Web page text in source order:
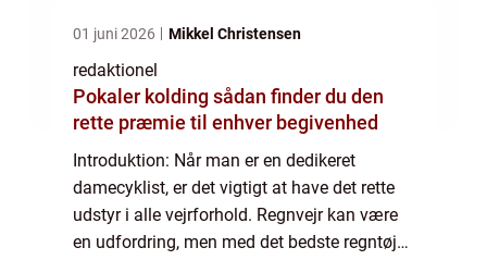
01 juni 2026 Mikkel Christensen
redaktionel
Pokaler kolding sådan finder du den
rette præmie til enhver begivenhed
Introduktion: Når man er en dedikeret
damecyklist, er det vigtigt at have det rette
udstyr i alle vejrforhold. Regnvejr kan være
en udfordring, men med det bedste regntøj